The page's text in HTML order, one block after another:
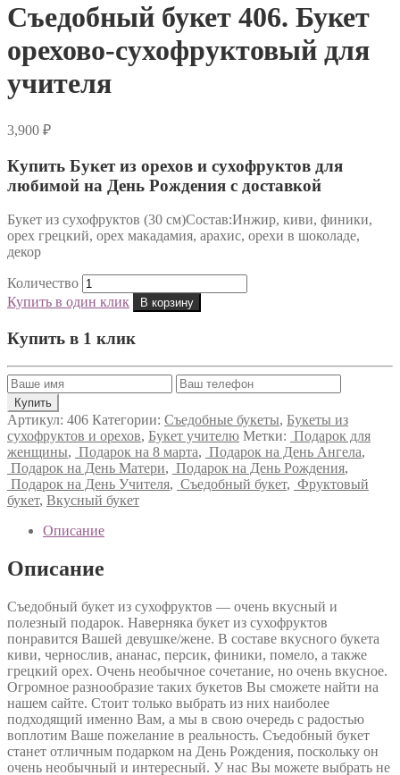
Съедобный букет 406. Букет
орехово-сухофруктовый для
учителя
3,900 ₽
Купить Букет из орехов и сухофруктов для
любимой на День Рождения с доставкой
Букет из сухофруктов (30 см)Состав:Инжир, киви, финики,
орех грецкий, орех макадамия, арахис, орехи в шоколаде,
декор
Количество
Купить в один клик
В корзину
Купить в 1 клик
Артикул: 406 Категории: Съедобные букеты, Букеты из
сухофруктов и орехов, Букет учителю Метки: Подарок для
женщины, Подарок на 8 марта, Подарок на День Ангела,
Подарок на День Матери, Подарок на День Рождения,
Подарок на День Учителя, Съедобный букет, Фруктовый
букет, Вкусный букет
Описание
Описание
Съедобный букет из сухофруктов — очень вкусный и
полезный подарок. Наверняка букет из сухофруктов
понравится Вашей девушке/жене. В составе вкусного букета
киви, чернослив, ананас, персик, финики, помело, а также
грецкий орех. Очень необычное сочетание, но очень вкусное.
Огромное разнообразие таких букетов Вы сможете найти на
нашем сайте. Стоит только выбрать из них наиболее
подходящий именно Вам, а мы в свою очередь с радостью
воплотим Ваше пожелание в реальность. Съедобный букет
станет отличным подарком на День Рождения, поскольку он
очень необычный и интересный. У нас Вы можете выбрать не